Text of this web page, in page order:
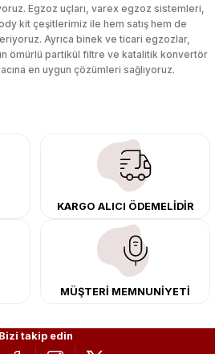
Egzoz uçları, varex egzoz sistemleri,
kit çeşitlerimiz ile hem satış hem de
Ayrıca binek ve ticari egzozlar,
ömürlü partikül filtre ve katalitik konvertör
en uygun çözümleri sağlıyoruz.
için özel performans egzozları ve
body kit uygulamalarıyla aracınızın
seviyeye taşıyabilirsiniz.
ve uzun ömürlüdür. İstanbul’daki montaj
yapıyor, Türkiye’nin her yerine güvenli
Aracınıza değer katmak için doğru
KARGO ALICI ÖDEMELİDİR
MÜŞTERİ MEMNUNİYETİ
Bizi takip edin